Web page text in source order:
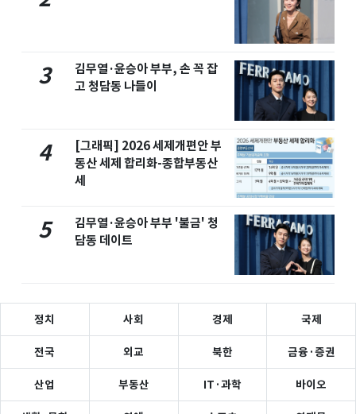
3
김무열·윤승아 부부, 손 꼭 잡
고 청담동 나들이
4
[그래픽] 2026 세제개편안 부
동산 세제 합리화-종합부동산
세
5
김무열·윤승아 부부 '불금' 청
담동 데이트
정치 사회 경제 국제
전국 외교 북한 금융·증권
산업 부동산 IT·과학 바이오